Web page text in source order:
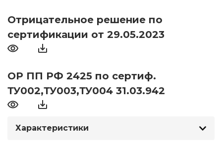
Отрицательное решение по
сертификации от 29.05.2023
ОР ПП РФ 2425 по сертиф.
ТУ002,ТУ003,ТУ004 31.03.942
Характеристики